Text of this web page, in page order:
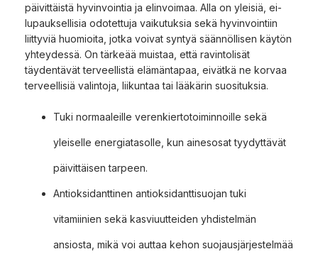
päivittäistä hyvinvointia ja elinvoimaa. Alla on yleisiä, ei-
lupauksellisia odotettuja vaikutuksia sekä hyvinvointiin
liittyviä huomioita, jotka voivat syntyä säännöllisen käytön
yhteydessä. On tärkeää muistaa, että ravintolisät
täydentävät terveellistä elämäntapaa, eivätkä ne korvaa
terveellisiä valintoja, liikuntaa tai lääkärin suosituksia.
Tuki normaaleille verenkiertotoiminnoille sekä
yleiselle energiatasolle, kun ainesosat tyydyttävät
päivittäisen tarpeen.
Antioksidanttinen antioksidanttisuojan tuki
vitamiinien sekä kasviuutteiden yhdistelmän
ansiosta, mikä voi auttaa kehon suojausjärjestelmää